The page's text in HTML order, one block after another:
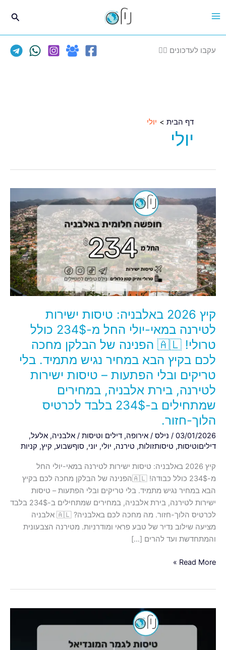
לתוכן
עקבו לעדכונים 👈🏽
דף הבית יולי
יולי
קיץ 2026 באלבניה: טיסות ישירות
לטירנה במאי-יולי החל מ-234$ כולל
טרולי! 🇦🇱 הפנינה של הבלקן מחכה
לכם בקיץ הבא במחיר נגיש מתמיד. בלי
טריקים ובלי הפתעות – טיסות ישירות
לטירנה, בירת אלבניה, במחירים
שמתחילים ב-234$ בלבד לכרטיס
הלוך-חזור.
03/01/2026
/ נילס / אירופה, דילים וטיסות / אלבניה, אלעל,
דיליםוטיסות, טיסותזולות, טירנה, יולי, יוני, סוףשבוע, קיץ, קניות
קיץ 2026 באלבניה: טיסות ישירות לטירנה במאי-יולי החל
מ-234$ כולל כבודה! 🇦🇱הפנינה של הבלקן מחכה לכם בקיץ
הבא במחיר נגיש מתמיד. בלי טריקים ובלי הפתעות – טיסות
ישירות לטירנה, בירת אלבניה, במחירים שמתחילים ב-234$ בלבד
לכרטיס הלוך-חזור. מה מחכה לכם באלבניה? 🇦🇱 אלבניה
מציעה שילוב נדיר של טבע פראי ומודרניות. מטירנה הצבעונית
והמתחדשת ועד להרים […]
2026
באלבניה:
טיסות
ישירות
לטירנה
במאי-יולי
החל
מ-234$
טרולי!
🇦🇱
של
הבלקן
מחכה
לכם
הבא
במחיר
נגיש
מתמיד.
טריקים
ובלי
הפתעות
טיסות
ישירות
לטירנה,
לכרטיס
Read More »
מונדיאל